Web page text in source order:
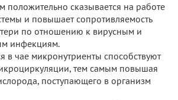
положительно сказывается на работе
и повышает сопротивляемость
по отношению к вирусным и
инфекциям.
в чае микронутриенты способствуют
тем самым повышая
поступающего в организм